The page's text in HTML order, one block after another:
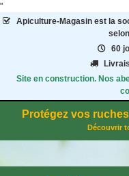
"
Apiculture-Magasinest la
60
Site en construction. Nos
Protégez vos
Découvrir